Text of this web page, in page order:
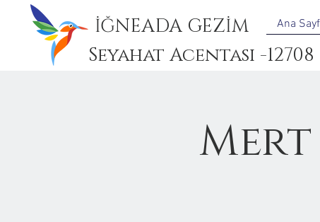
İĞNEADA GEZİM
Seyahat Acentası -12708
Ana
Mert